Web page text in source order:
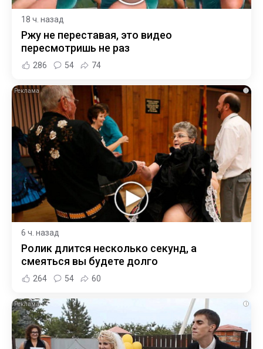
18 ч. назад
Ржу не переставая, это видео
пересмотришь не раз
286 54 74
i
6 ч. назад
Ролик длится несколько секунд, а
смеяться вы будете долго
264 54 60
i